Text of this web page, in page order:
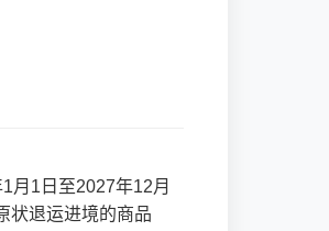
月1日至2027年12月
状退运进境的商品